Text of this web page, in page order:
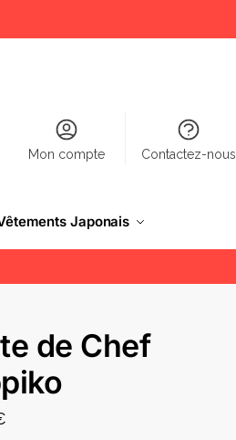
Mon compte Contactez-nous
Japonais
de Chef